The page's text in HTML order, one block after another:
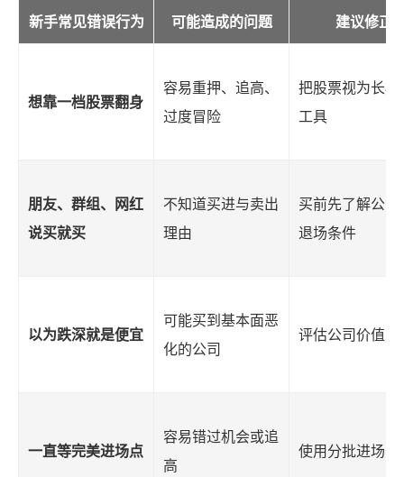
新手常见错误行为 可能造成的问题 建议修正
想靠一档股票翻身
容易重押、追高、
过度冒险
把股票视为长
工具
朋友、群组、网红
说买就买
不知道买进与卖出
理由
买前先了解公
退场条件
以为跌深就是便宜
可能买到基本面恶
化的公司
评估公司价值
一直等完美进场点
容易错过机会或追
高
使用分批进场